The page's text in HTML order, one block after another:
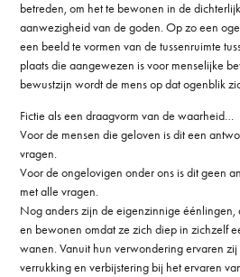
betreden, om het te bewonen in de
aanwezigheid van de goden. Op zo een
een beeld te vormen van de tussenruimte
plaats die aangewezen is voor menselijke
bewustzijn wordt de mens op dat ogenblik
Fictie als een draagvorm van de waarheid…
Voor de mensen die geloven is dit een
vragen.
Voor de ongelovigen onder ons is dit geen
met alle vragen.
Nog anders zijn de eigenzinnige éénlingen,
en bewonen omdat ze zich diep in zichzelf
wanen. Vanuit hun verwondering ervaren
verrukking en verbijstering bij het ervaren